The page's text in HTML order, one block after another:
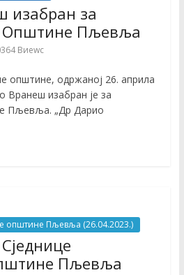
изабран за
Општине Пљевља
Виеwс
општине, одржаној 26. априла
Вранеш изабран је за
Пљевља. „Др Дарио
општине Пљевља (26.04.2023.)
Пљевља